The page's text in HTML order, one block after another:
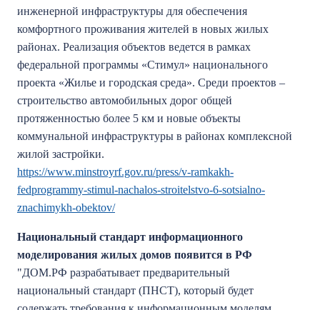
инженерной инфраструктуры для обеспечения
комфортного проживания жителей в новых жилых
районах. Реализация объектов ведется в рамках
федеральной программы «Стимул» национального
проекта «Жилье и городская среда». Среди проектов –
строительство автомобильных дорог общей
протяженностью более 5 км и новые объекты
коммунальной инфраструктуры в районах комплексной
жилой застройки.
https://www.minstroyrf.gov.ru/press/v-ramkakh-
fedprogrammy-stimul-nachalos-stroitelstvo-6-sotsialno-
znachimykh-obektov/
Национальный стандарт информационного
моделирования жилых домов появится в РФ
"ДОМ.РФ разрабатывает предварительный
национальный стандарт (ПНСТ), который будет